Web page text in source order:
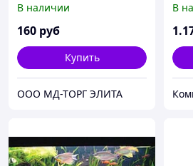
В наличии
160 руб
Купить
ООО МД-ТОРГ ЭЛИТА
мм,
В
1